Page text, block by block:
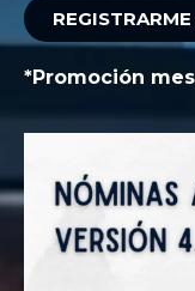
*Promoción